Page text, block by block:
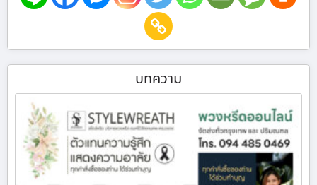
บทความ